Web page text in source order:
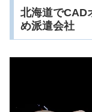
北海道でCAD
め派遣会社